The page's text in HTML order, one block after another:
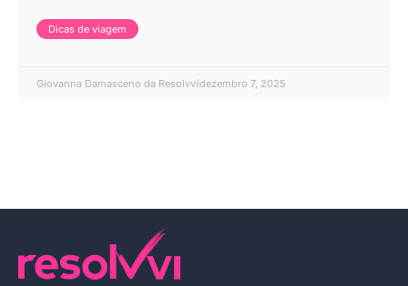
Dicas de viagem
Giovanna Damasceno da Resolvvidezembro 7, 2025